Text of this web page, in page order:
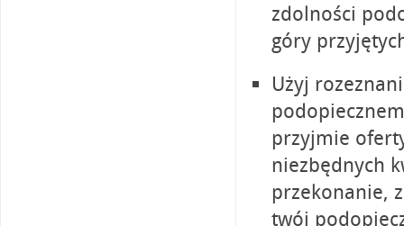
zdolności
góry
Użyj
przyjmie
niezbędnych
przekonanie,
twój